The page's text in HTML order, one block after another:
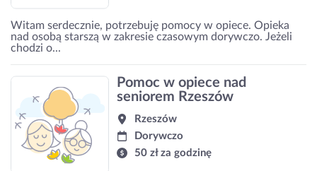
Witam serdecznie, potrzebuję pomocy w opiece. Opieka
nad osobą starszą w zakresie czasowym dorywczo. Jeżeli
chodzi o...
Pomoc w opiece nad
seniorem Rzeszów
Rzeszów
Dorywczo
50 zł za godzinę